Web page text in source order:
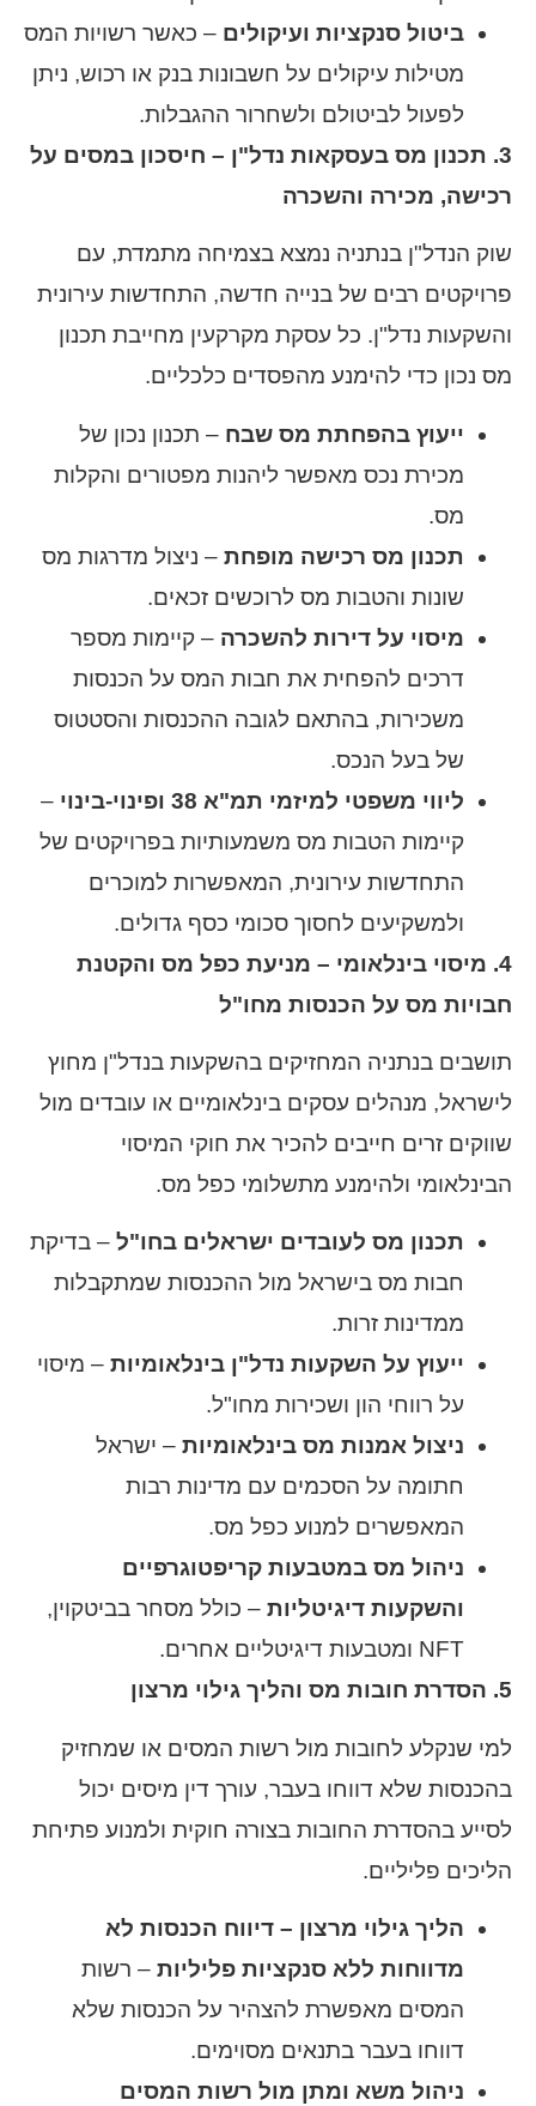
ביטול סנקציות ועיקולים – כאשר רשויות המס
מטילות עיקולים על חשבונות בנק או רכוש, ניתן
לפעול לביטולם ולשחרור ההגבלות.
3. תכנון מס בעסקאות נדל"ן – חיסכון במסים על
רכישה, מכירה והשכרה
שוק הנדל"ן בנתניה נמצא בצמיחה מתמדת, עם
פרויקטים רבים של בנייה חדשה, התחדשות עירונית
והשקעות נדל"ן. כל עסקת מקרקעין מחייבת תכנון
מס נכון כדי להימנע מהפסדים כלכליים.
ייעוץ בהפחתת מס שבח – תכנון נכון של
מכירת נכס מאפשר ליהנות מפטורים והקלות
מס.
תכנון מס רכישה מופחת – ניצול מדרגות מס
שונות והטבות מס לרוכשים זכאים.
מיסוי על דירות להשכרה – קיימות מספר
דרכים להפחית את חבות המס על הכנסות
משכירות, בהתאם לגובה ההכנסות והסטטוס
של בעל הנכס.
ליווי משפטי למיזמי תמ"א 38 ופינוי-בינוי
–
קיימות הטבות מס משמעותיות בפרויקטים של
התחדשות עירונית, המאפשרות למוכרים
ולמשקיעים לחסוך סכומי כסף גדולים.
4. מיסוי בינלאומי – מניעת כפל מס והקטנת
חבויות מס על הכנסות מחו"ל
תושבים בנתניה המחזיקים בהשקעות בנדל"ן מחוץ
לישראל, מנהלים עסקים בינלאומיים או עובדים מול
שווקים זרים חייבים להכיר את חוקי המיסוי
הבינלאומי ולהימנע מתשלומי כפל מס.
תכנון מס לעובדים ישראלים בחו"ל – בדיקת
חבות מס בישראל מול ההכנסות שמתקבלות
ממדינות זרות.
ייעוץ על השקעות נדל"ן בינלאומיות – מיסוי
על רווחי הון ושכירות מחו"ל.
ניצול אמנות מס בינלאומיות – ישראל
חתומה על הסכמים עם מדינות רבות
המאפשרים למנוע כפל מס.
ניהול מס במטבעות קריפטוגרפיים
והשקעות דיגיטליות – כולל מסחר בביטקוין,
NFT ומטבעות דיגיטליים אחרים.
5. הסדרת חובות מס והליך גילוי מרצון
למי שנקלע לחובות מול רשות המסים או שמחזיק
בהכנסות שלא דווחו בעבר, עורך דין מיסים יכול
לסייע בהסדרת החובות בצורה חוקית ולמנוע פתיחת
הליכים פליליים.
הליך גילוי מרצון – דיווח הכנסות לא
מדווחות ללא סנקציות פליליות – רשות
המסים מאפשרת להצהיר על הכנסות שלא
דווחו בעבר בתנאים מסוימים.
ניהול משא ומתן מול רשות המסים